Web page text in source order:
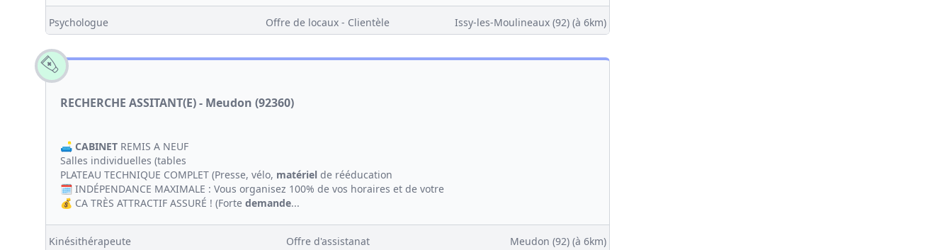
Psychologue Offre de locaux - Clientèle Issy-les-Moulineaux (92)(à 6km)
RECHERCHE ASSITANT(E) - Meudon (92360)
🛋️ CABINET REMIS A NEUF
Salles individuelles (tables
PLATEAU TECHNIQUE COMPLET (Presse, vélo, matériel de rééducation
🗓️ INDÉPENDANCE MAXIMALE : Vous organisez 100% de vos horaires et de votre
💰 CA TRÈS ATTRACTIF ASSURÉ ! (Forte demande...
Kinésithérapeute Offre d'assistanat Meudon (92)(à 6km)